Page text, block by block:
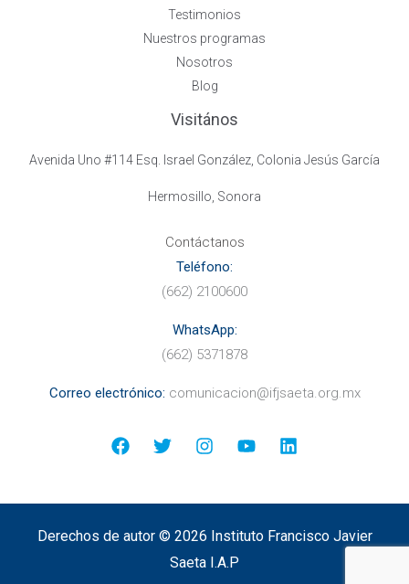
Testimonios
Nuestros programas
Nosotros
Blog
Visitános
Avenida Uno #114 Esq. Israel González, Colonia Jesús García
Hermosillo, Sonora
Contáctanos
Teléfono:
(662) 2100600
WhatsApp:
(662) 5371878
Correo electrónico: comunicacion@ifjsaeta.org.mx
Derechos de autor © 2026 Instituto Francisco Javier
Saeta I.A.P